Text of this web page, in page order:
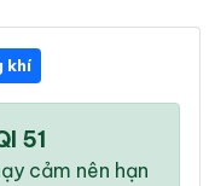
khí
51
cảm nên hạn